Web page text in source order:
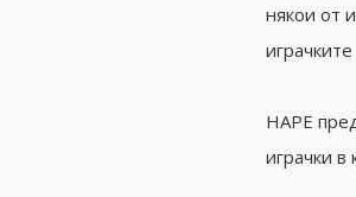
някои от
HAPE
играчки в